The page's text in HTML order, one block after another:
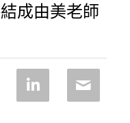
結成由美老師